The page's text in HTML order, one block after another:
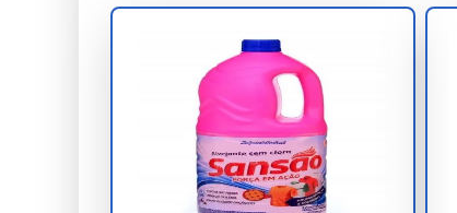
Uso Doméstico
Perfeito para limpeza de cozinhas, banheiros
Uso Comercial e Industrial
Adequado para escritórios, fábricas e